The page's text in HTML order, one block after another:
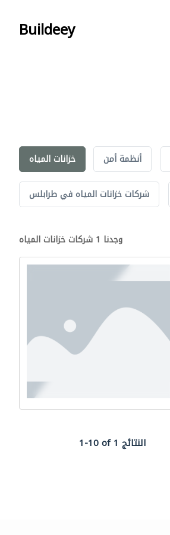
Buildeey
خزانات المياه أنظمة أمن
شركات خزانات المياه في طرابلس
وجدنا 1 شركات خزانات المياه
1-10 of 1 النتائج